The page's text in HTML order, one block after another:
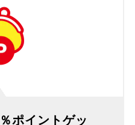
ポイントゲッ